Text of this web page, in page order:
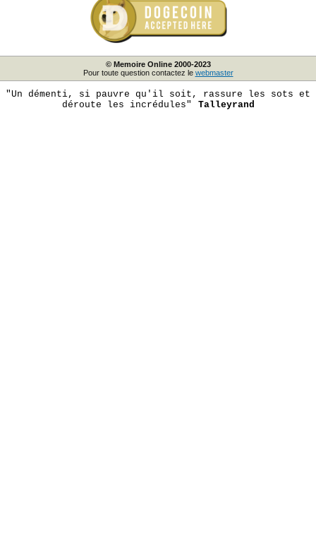
© Memoire Online 2000-2023
Pour toute question contactez le webmaster
"Un démenti, si pauvre qu'il soit, rassure les sots et
déroute les incrédules"
Talleyrand